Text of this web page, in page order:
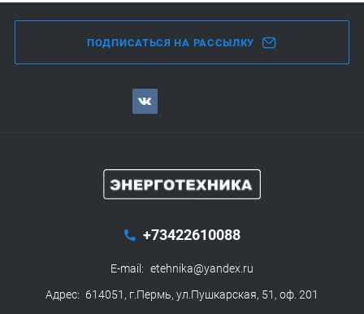
ПОДПИСАТЬСЯ НА РАССЫЛКУ
+73422610088
E-mail: etehnika@yandex.ru
Адрес: 614051, г.Пермь, ул.Пушкарская, 51, оф. 201